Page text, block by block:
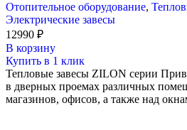
Отопительное оборудование,
Электрические завесы
12990 ₽
В корзину
Купить в 1 клик
Тепловые завесы ZILON серии
в дверных проемах различных
магазинов, офисов, а также над